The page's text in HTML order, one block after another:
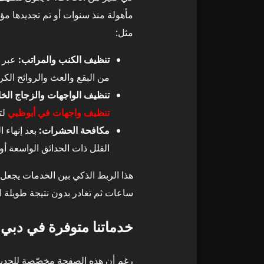
لماذا تُعد Top H Cleaning الخيار الأفضل في تنظيف فلل في الشوامخ؟
مميزات Top H Cleaning في تنظيف فلل في الشوامخ
52 خدمات
53 كيف تختار
مأهولة منذ سنوات أو تم تجديدها
مثل:
تنظيف الكنب والمراتب:
من البقع والعث والروائح
تنظيف الواجهات والزجاج
تنظيف واجهات في أبوظبي
مكافحة الحشرات: بعد
الفلل ذات الحدائق الواسعة
ساعات ثم تغادر بدون نتيجة طويلة
خدماتنا متوفرة في
رغم أن هذه الصفحة مخصّصة